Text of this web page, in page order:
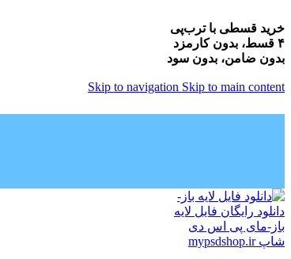
خرید قسطی با ترب‌پی
۴ قسط، بدون کارمزد
بدون ضامن، بدون سود
Skip to navigation Skip to main content